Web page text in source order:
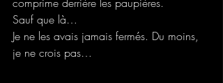
Sauf que là…
Je ne les avais jamais fermés. Du moins,
je ne crois pas…